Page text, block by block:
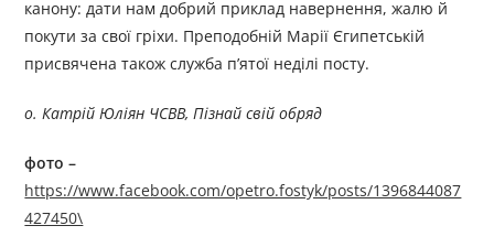
канону: дати нам добрий приклад навернення, жалю й
покути за свої гріхи. Преподобній Марії Єгипетській
присвячена також служба п’ятої неділі посту.
o. Катрій Юліян ЧСВВ, Пізнай свій обряд
фото –
https://www.facebook.com/opetro.fostyk/posts/1396844087
427450\